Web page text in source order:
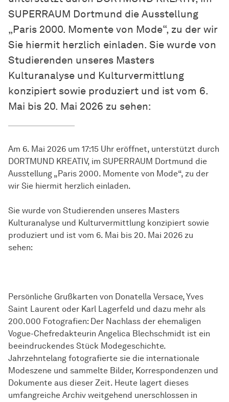
SUPERRAUM Dortmund die Ausstellung
„Paris 2000. Momente von Mode“, zu der wir
Sie hiermit herzlich einladen. Sie wurde von
Studierenden unseres Masters
Kulturanalyse und Kulturvermittlung
konzipiert sowie produziert und ist vom 6.
Mai bis 20. Mai 2026 zu sehen:
Am 6. Mai 2026 um 17:15 Uhr eröffnet, unterstützt durch
DORTMUND KREATIV, im SUPERRAUM Dortmund die
Ausstellung „Paris 2000. Momente von Mode“, zu der
wir Sie hiermit herzlich einladen.
Sie wurde von Studierenden unseres Masters
Kulturanalyse und Kulturvermittlung konzipiert sowie
produziert und ist vom 6. Mai bis 20. Mai 2026 zu
sehen:
Persönliche Grußkarten von Donatella Versace, Yves
Saint Laurent oder Karl Lagerfeld und dazu mehr als
200.000 Fotografien: Der Nachlass der ehemaligen
Vogue-Chefredakteurin Angelica Blechschmidt ist ein
beeindruckendes Stück Modegeschichte.
Jahrzehntelang fotografierte sie die internationale
Modeszene und sammelte Bilder, Korrespondenzen und
Dokumente aus dieser Zeit. Heute lagert dieses
umfangreiche Archiv weitgehend unerschlossen in